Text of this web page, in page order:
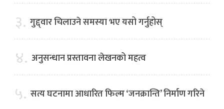
३. गुद्द्वार चिलाउने समस्या भए यसो गर्नुहोस्
४. अनुसन्धान प्रस्तावना लेखनको महत्व
५. सत्य घटनामा आधारित फिल्म ‘जनक्रान्ति’ निर्माण गरिने